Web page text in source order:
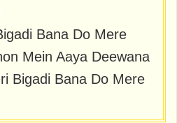
Bana Do Mere
Mein Aaya Deewana
Bigadi Bana Do Mere